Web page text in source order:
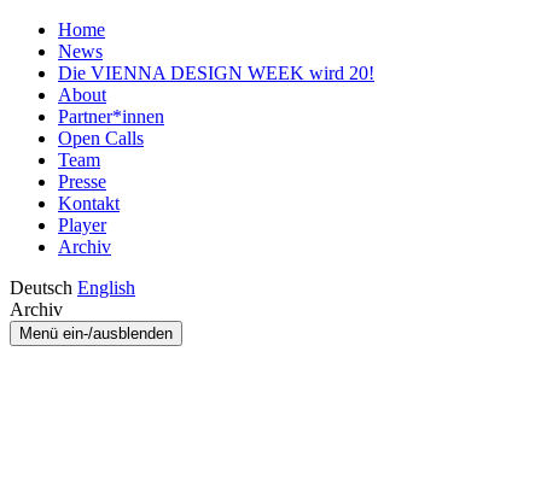
Home
News
Die VIENNA DESIGN WEEK wird 20!
About
Partner*innen
Open Calls
Team
Presse
Kontakt
Player
Archiv
Deutsch English
Archiv
Menü ein-/ausblenden